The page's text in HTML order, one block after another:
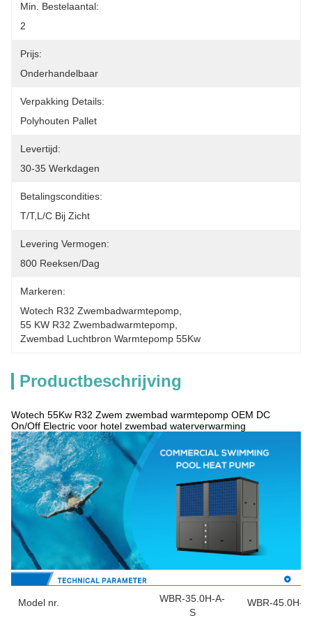
Min. Bestelaantal:
2
Prijs:
Onderhandelbaar
Verpakking Details:
Polyhouten Pallet
Levertijd:
30-35 Werkdagen
Betalingscondities:
T/T,L/C Bij Zicht
Levering Vermogen:
800 Reeksen/dag
Markeren:
Wotech R32 Zwembadwarmtepomp
55 KW R32 Zwembadwarmtepomp
Zwembad Luchtbron Warmtepomp 55Kw
Productbeschrijving
Wotech 55Kw R32 Zwem zwembad warmtepomp OEM DC
On/Off Electric voor hotel zwembad waterverwarming
Model nr.
WBR-35.0H-A-
S
WBR-45.0H-